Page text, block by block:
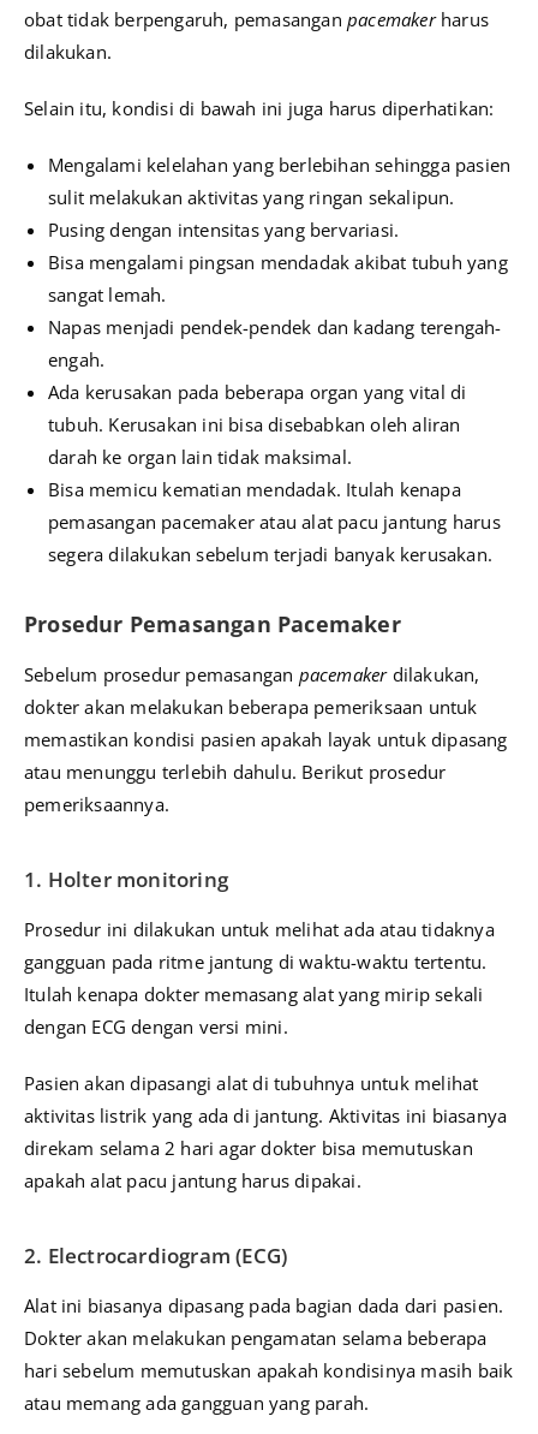
obat tidak berpengaruh, pemasangan pacemakerharus
dilakukan.
Selain itu, kondisi di bawah ini juga harus diperhatikan:
Mengalami kelelahan yang berlebihan sehingga pasien
sulit melakukan aktivitas yang ringan sekalipun.
Pusing dengan intensitas yang bervariasi.
Bisa mengalami pingsan mendadak akibat tubuh yang
sangat lemah.
Napas menjadi pendek-pendek dan kadang terengah-
engah.
Ada kerusakan pada beberapa organ yang vital di
tubuh. Kerusakan ini bisa disebabkan oleh aliran
darah ke organ lain tidak maksimal.
Bisa memicu kematian mendadak. Itulah kenapa
pemasangan pacemaker atau alat pacu jantung harus
segera dilakukan sebelum terjadi banyak kerusakan.
Prosedur Pemasangan Pacemaker
Sebelum prosedur pemasangan pacemakerdilakukan,
dokter akan melakukan beberapa pemeriksaan untuk
memastikan kondisi pasien apakah layak untuk dipasang
atau menunggu terlebih dahulu. Berikut prosedur
pemeriksaannya.
1. Holter monitoring
Prosedur ini dilakukan untuk melihat ada atau tidaknya
gangguan pada ritme jantung di waktu-waktu tertentu.
Itulah kenapa dokter memasang alat yang mirip sekali
dengan ECG dengan versi mini.
Pasien akan dipasangi alat di tubuhnya untuk melihat
aktivitas listrik yang ada di jantung. Aktivitas ini biasanya
direkam selama 2 hari agar dokter bisa memutuskan
apakah alat pacu jantung harus dipakai.
2. Electrocardiogram (ECG)
Alat ini biasanya dipasang pada bagian dada dari pasien.
Dokter akan melakukan pengamatan selama beberapa
hari sebelum memutuskan apakah kondisinya masih baik
atau memang ada gangguan yang parah.